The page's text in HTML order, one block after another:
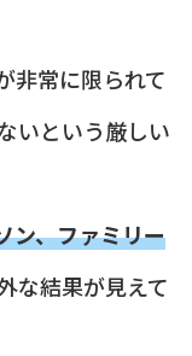
非常に限られて
いという厳しい
ン、ファミリー
な結果が見えて